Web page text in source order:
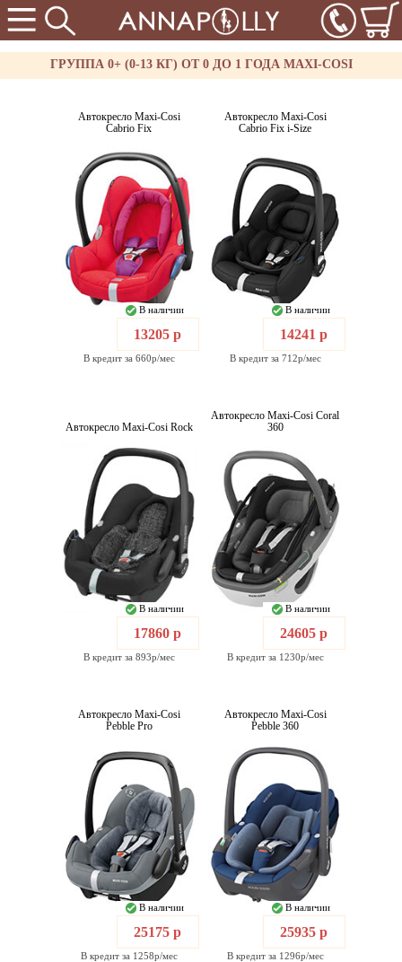
ГРУППА 0+ (0-13 КГ) ОТ 0 ДО 1 ГОДА MAXI-COSI
Автокресло Maxi-Cosi
Cabrio Fix
В наличии
13205 р
В кредит за 660р/мес
Автокресло Maxi-Cosi
Cabrio Fix i-Size
В наличии
14241 р
В кредит за 712р/мес
Автокресло Maxi-Cosi Rock
В наличии
17860 р
В кредит за 893р/мес
Автокресло Maxi-Cosi Coral
360
В наличии
24605 р
В кредит за 1230р/мес
Автокресло Maxi-Cosi
Pebble Pro
В наличии
25175 р
В кредит за 1258р/мес
Автокресло Maxi-Cosi
Pebble 360
В наличии
25935 р
В кредит за 1296р/мес